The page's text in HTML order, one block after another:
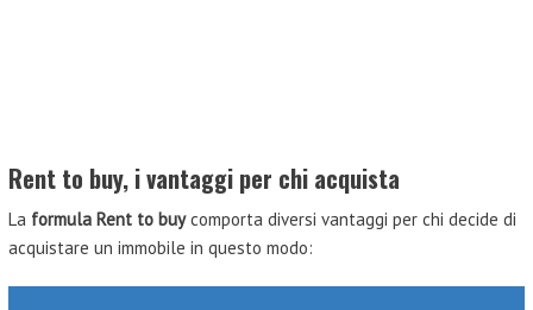
Rent to buy, i vantaggi per chi acquista
La formula Rent to buycomporta diversi vantaggi per chi decide di
acquistare un immobile in questo modo: